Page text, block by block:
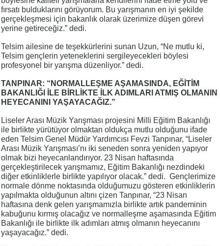
fırsatı bulduklarını görüyorum. Bu yarışmanın en iyi şekilde
gerçekleşmesi için bakanlık olarak üzerimize düşen görevi
yerine getireceğiz.” dedi.
Telsim ailesine de teşekkürlerini sunan Uzun, “Ne mutlu ki,
Telsim gençlerin yeteneklerini sergileyecekleri böylesi
profesyonel bir yarışma düzenliyor.” dedi.
TANPINAR: “NORMALLEŞME AŞAMASINDA, EĞİTİM
BAKANLIĞI İLE BİRLİKTE İLK ADIMLARI ATMIŞ OLMANIN
HEYECANINI YAŞAYACAĞIZ.”
Liseler Arası Müzik Yarışması projesini Milli Eğitim Bakanlığı
ile birlikte yürütüyor olmaktan oldukça mutlu olduğunu ifade
eden Telsim Genel Müdür Yardımcısı Fevzi Tanpınar, “Liseler
Arası Müzik Yarışması’nı iki seneden sonra yeniden yapıyor
olmak bizi heyecanlandırıyor. 23 Nisan haftasında
gerçekleştirilecek yarışmamız, Eğitim Bakanlığı nezdindeki
diğer etkinliklerle birlikte yapılıyor olacak.” dedi. Gençlerimize
normale dönme noktasında olduğumuzu gösteren etkinliklerin
yapılmakta olduğunun altını çizen Tanpınar, “23 Nisan
haftasına denk gelen yarışmamızla birlikte artık pandeminin
kabuğunu kırmış olacağız ve normalleşme aşamasında Eğitim
Bakanlığı ile birlikte ilk adımları atmış olmanın heyecanını
yaşayacağız.” dedi.